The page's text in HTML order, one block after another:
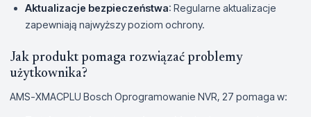
Aktualizacje bezpieczeństwa: Regularne aktualizacje
zapewniają najwyższy poziom ochrony.
Jak produkt pomaga rozwiązać problemy
użytkownika?
AMS-XMACPLU Bosch Oprogramowanie NVR, 27 pomaga w: